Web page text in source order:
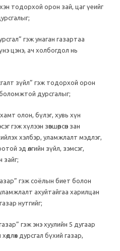
тодорхой орон зай, цаг үеийг
гэж унаган газартаа
цэнэ, ач холбогдол нь
зүйл” гэж тодорхой орон
дурсгалыг;
олон, бүлэг, хувь хүн
гэж хүлээн зөвшөөрсөн зан
хэлбэр, уламжлалт мэдлэг,
эд өлгийн зүйл, зэмсэг,
зайг;
гэж соёлын биет болон
ахуйтайгаа харилцан
нутгийг;
гэж энэ хуулийн 5 дугаар
дурсгал бүхий газар,